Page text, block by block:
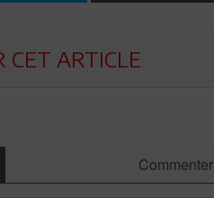
CET ARTICLE
Commenter